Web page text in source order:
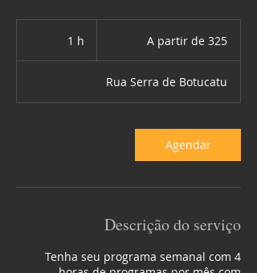
1 h A partir de 325
Rua Serra de Botucatu
Agendar
Descrição do serviço
Tenha seu programa semanal com 4